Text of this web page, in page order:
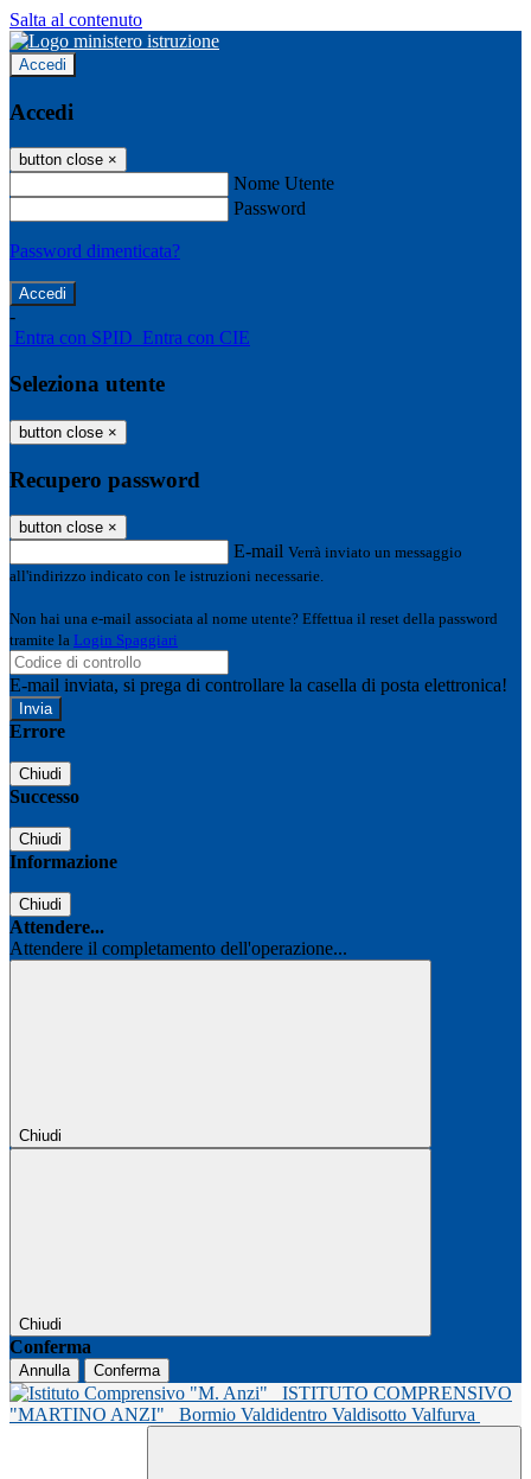
Salta al contenuto
Accedi
Accedi
button close ×
Nome Utente
Password
Password dimenticata?
-
Entra con SPID Entra con CIE
Seleziona utente
button close ×
Recupero password
button close ×
E-mail Verrà inviato un messaggio
all'indirizzo indicato con le istruzioni necessarie.
Non hai una e-mail associata al nome utente? Effettua il reset della password
tramite la Login Spaggiari
E-mail inviata, si prega di controllare la casella di posta elettronica!
Errore
Chiudi
Successo
Chiudi
Informazione
Chiudi
Attendere...
Attendere il completamento dell'operazione...
Chiudi
Chiudi
Conferma
Annulla Conferma
ISTITUTO COMPRENSIVO
"MARTINO ANZI"
Bormio Valdidentro Valdisotto Valfurva